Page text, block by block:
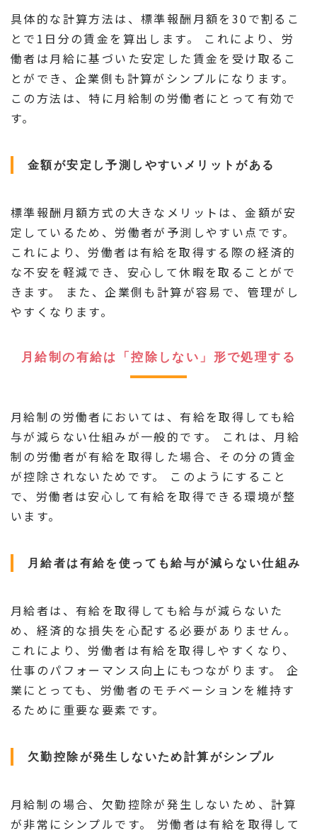
具体的な計算方法は、標準報酬月額を30で割るこ
とで1日分の賃金を算出します。 これにより、労
働者は月給に基づいた安定した賃金を受け取るこ
とができ、企業側も計算がシンプルになります。
この方法は、特に月給制の労働者にとって有効で
す。
金額が安定し予測しやすいメリットがある
標準報酬月額方式の大きなメリットは、金額が安
定しているため、労働者が予測しやすい点です。
これにより、労働者は有給を取得する際の経済的
な不安を軽減でき、安心して休暇を取ることがで
きます。 また、企業側も計算が容易で、管理がし
やすくなります。
月給制の有給は「控除しない」形で処理する
月給制の労働者においては、有給を取得しても給
与が減らない仕組みが一般的です。 これは、月給
制の労働者が有給を取得した場合、その分の賃金
が控除されないためです。 このようにすること
で、労働者は安心して有給を取得できる環境が整
います。
月給者は有給を使っても給与が減らない仕組み
月給者は、有給を取得しても給与が減らないた
め、経済的な損失を心配する必要がありません。
これにより、労働者は有給を取得しやすくなり、
仕事のパフォーマンス向上にもつながります。 企
業にとっても、労働者のモチベーションを維持す
るために重要な要素です。
欠勤控除が発生しないため計算がシンプル
月給制の場合、欠勤控除が発生しないため、計算
が非常にシンプルです。 労働者は有給を取得して